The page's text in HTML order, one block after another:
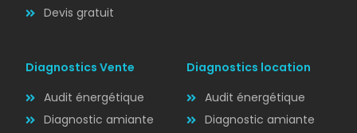
Devis gratuit
Diagnostics Vente
Audit énergétique
Diagnostic amiante
Diagnostics location
Audit énergétique
Diagnostic amiante